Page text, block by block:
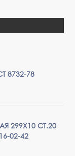
8732-78
299Х10 СТ.20
02-42